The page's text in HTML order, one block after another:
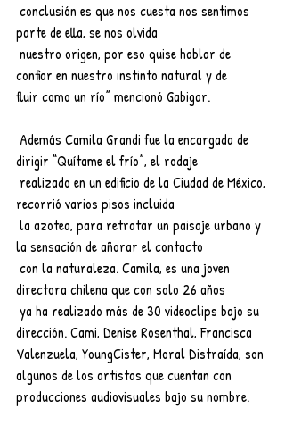
parte de ella, se nos olvida
confiar en nuestro instinto natural y de
fluir como un río” mencionó Gabigar.
dirigir “Quítame el frío”, el rodaje
recorrió varios pisos incluida
la sensación de añorar el contacto
directora chilena que con solo 26 años
dirección. Cami, Denise Rosenthal, Francisca
Valenzuela, YoungCister, Moral Distraída, son
algunos de los artistas que cuentan con
producciones audiovisuales bajo su nombre.